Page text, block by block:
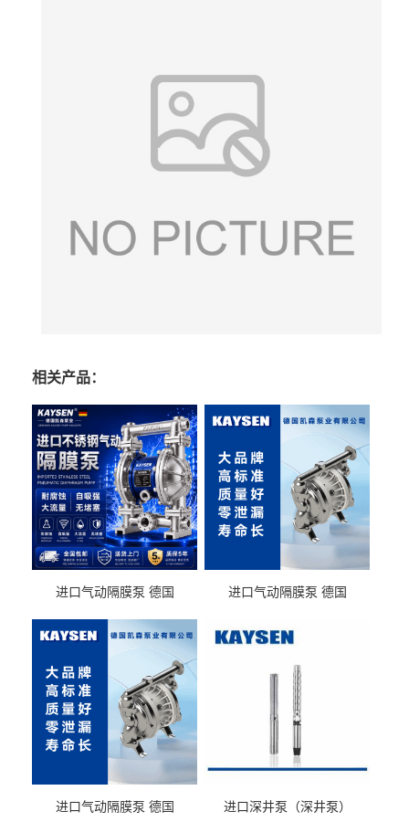
相关产品：
进口气动隔膜泵 德国
送气动泵
进口气动隔膜泵 德国
输送
进口气动隔膜泵 德国
进口深井泵（深井泵）